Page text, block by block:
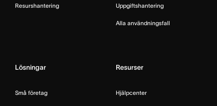
Resurshantering Uppgiftshantering
Alla användningsfall
Lösningar
Små företag
Resurser
Hjälpcenter